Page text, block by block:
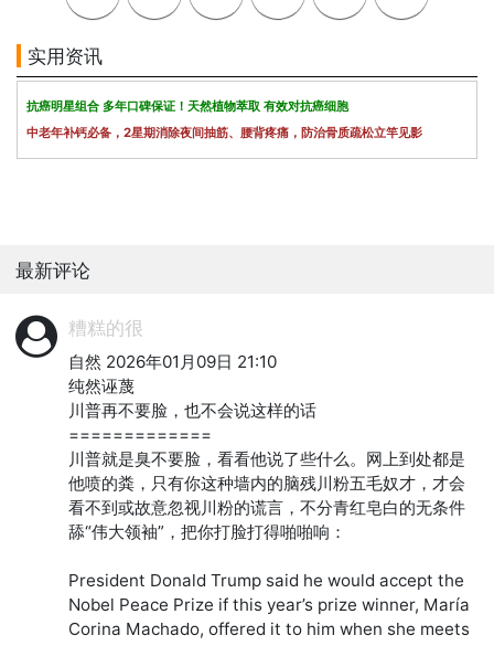
实用资讯
抗癌明星组合 多年口碑保证！天然植物萃取 有效对抗癌细胞
中老年补钙必备，2星期消除夜间抽筋、腰背疼痛，防治骨质疏松立竿见影
最新评论
糟糕的很
自然 2026年01月09日 21:10
纯然诬蔑
川普再不要脸，也不会说这样的话
=============
川普就是臭不要脸，看看他说了些什么。网上到处都是
他喷的粪，只有你这种墙内的脑残川粉五毛奴才，才会
看不到或故意忽视川粉的谎言，不分青红皂白的无条件
舔“伟大领袖”，把你打脸打得啪啪响：
President Donald Trump said he would accept the
Nobel Peace Prize if this year’s prize winner, María
Corina Machado, offered it to him when she meets